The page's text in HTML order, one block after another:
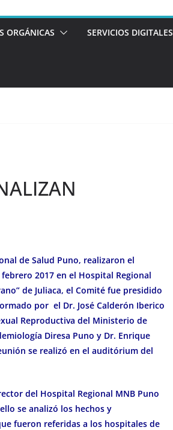
ORGÁNICAS SERVICIOS DIGITALES
de Salud Puno, realizaron el
2017 en el Hospital Regional
de Juliaca, el Comité fue presidido
por el Dr. José Calderón Iberico
Reproductiva del Ministerio de
Diresa Puno y Dr. Enrique
se realizó en el auditórium del
del Hospital Regional MNB Puno
se analizó los hechos y
fueron referidas a los hospitales de